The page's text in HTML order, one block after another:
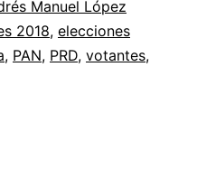
Manuel López
2018, elecciones
, PAN, PRD, votantes,